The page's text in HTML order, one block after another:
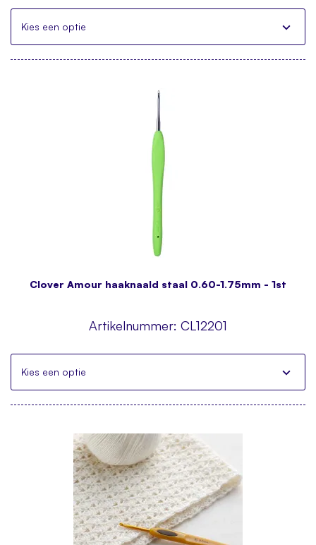
Kies een optie
Clover Amour haaknaald staal 0.60-1.75mm - 1st
Artikelnummer: CL12201
Kies een optie